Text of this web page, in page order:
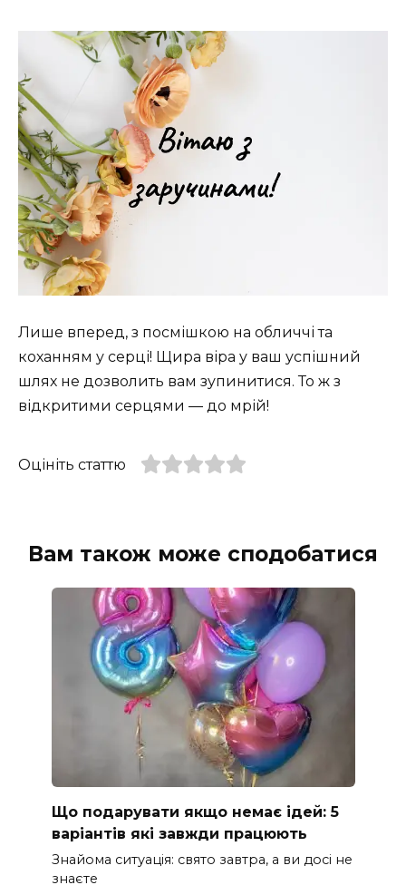
Лише вперед, з посмішкою на обличчі та
коханням у серці! Щира віра у ваш успішний
шлях не дозволить вам зупинитися. То ж з
відкритими серцями — до мрій!
Оцініть статтю
Вам також може сподобатися
Що подарувати якщо немає ідей: 5
варіантів які завжди працюють
Знайома ситуація: свято завтра, а ви досі не
знаєте